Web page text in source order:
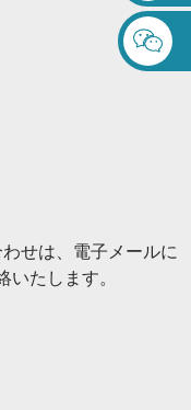
せは、電子メールに
たします。